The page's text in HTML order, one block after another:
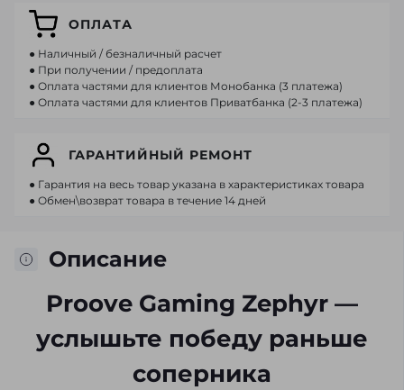
Описание
Proove Gaming Zephyr —
услышьте победу раньше
соперника
ОПЛАТА
● Наличный / безналичный расчет
● При получении / предоплата
● Оплата частями для клиентов Монобанка (3 платежа)
● Оплата частями для клиентов Приватбанка (2-3 платежа)
ГАРАНТИЙНЫЙ РЕМОНТ
● Гарантия на весь товар указана в характеристиках товара
● Обмен\возврат товара в течение 14 дней